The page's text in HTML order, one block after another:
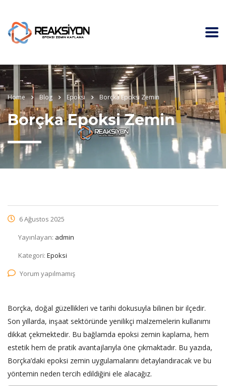
Home Blog Epoksi Borçka Epoksi Zemin
Borçka Epoksi Zemin
6 Ağustos 2025
Yayınlayan: admin
Kategori: Epoksi
Yorum yapılmamış
Borçka, doğal güzellikleri ve tarihi dokusuyla bilinen bir ilçedir.
Son yıllarda, inşaat sektöründe yenilikçi malzemelerin kullanımı
dikkat çekmektedir. Bu bağlamda epoksi zemin kaplama, hem
estetik hem de pratik avantajlarıyla öne çıkmaktadır. Bu yazıda,
Borçka’daki epoksi zemin uygulamalarını detaylandıracak ve bu
yöntemin neden tercih edildiğini ele alacağız.